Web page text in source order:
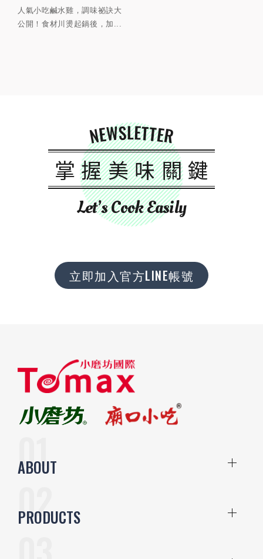
人氣小吃鹹水雞，調味祕訣大
公開！食材川燙起鍋後，加...
NEWSLETTER
掌握美味關鍵
Let’s Cook Easily
立即加入官方LINE帳號
ABOUT
PRODUCTS